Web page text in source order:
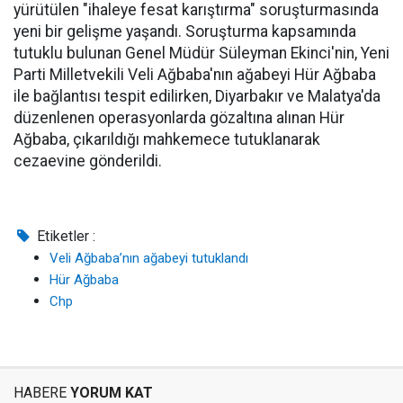
yürütülen "ihaleye fesat karıştırma" soruşturmasında
yeni bir gelişme yaşandı. Soruşturma kapsamında
tutuklu bulunan Genel Müdür Süleyman Ekinci'nin, Yeni
Parti Milletvekili Veli Ağbaba'nın ağabeyi Hür Ağbaba
ile bağlantısı tespit edilirken, Diyarbakır ve Malatya'da
düzenlenen operasyonlarda gözaltına alınan Hür
Ağbaba, çıkarıldığı mahkemece tutuklanarak
cezaevine gönderildi.
Etiketler :
Veli Ağbaba’nın ağabeyi tutuklandı
Hür Ağbaba
Chp
HABERE YORUM KAT